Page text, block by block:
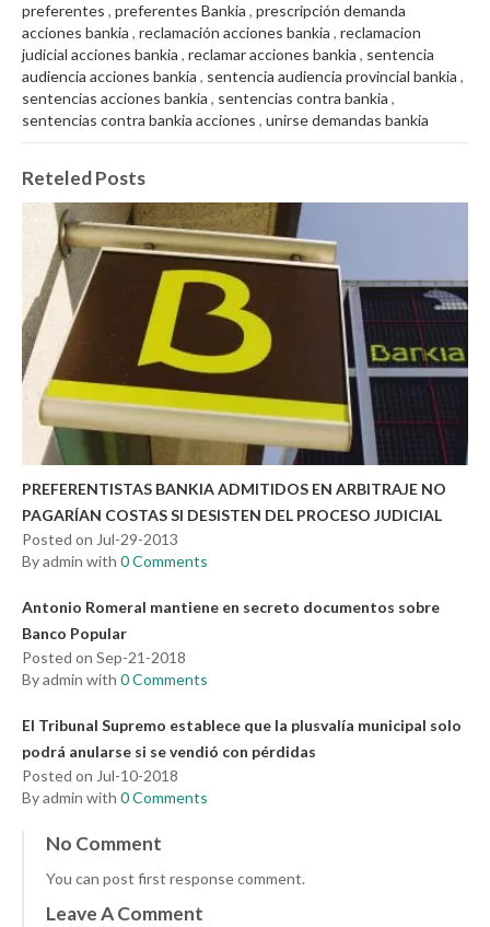
preferentes , preferentes Bankia , prescripción demanda
acciones bankia , reclamación acciones bankia , reclamacion
judicial acciones bankia , reclamar acciones bankia , sentencia
audiencia acciones bankia , sentencia audiencia provincial bankia ,
sentencias acciones bankia , sentencias contra bankia ,
sentencias contra bankia acciones , unirse demandas bankia
Reteled Posts
PREFERENTISTAS BANKIA ADMITIDOS EN ARBITRAJE NO
PAGARÍAN COSTAS SI DESISTEN DEL PROCESO JUDICIAL
Posted on Jul-29-2013
By admin with 0 Comments
Antonio Romeral mantiene en secreto documentos sobre
Banco Popular
Posted on Sep-21-2018
By admin with 0 Comments
El Tribunal Supremo establece que la plusvalía municipal solo
podrá anularse si se vendió con pérdidas
Posted on Jul-10-2018
By admin with 0 Comments
No Comment
You can post first response comment.
Leave A Comment